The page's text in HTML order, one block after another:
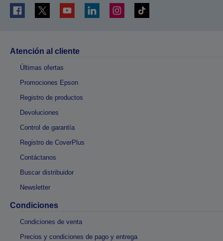
Atención al cliente
Últimas ofertas
Promociones Epson
Registro de productos
Devoluciones
Control de garantía
Registro de CoverPlus
Contáctanos
Buscar distribuidor
Newsletter
Condiciones
Condiciones de venta
Precios y condiciones de pago y entrega